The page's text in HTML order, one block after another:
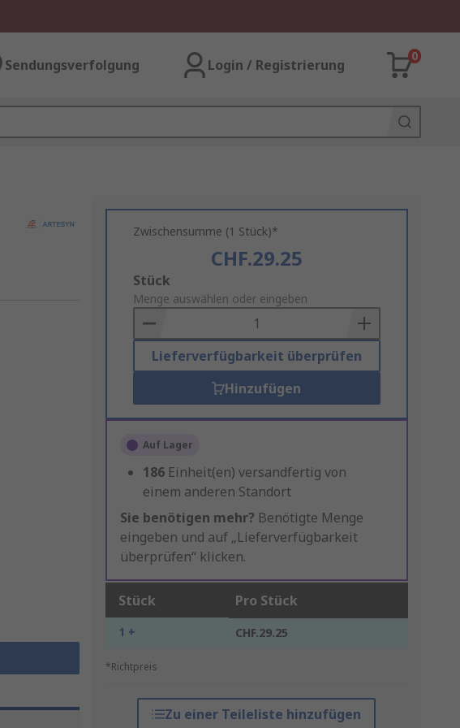
Sendungsverfolgung Login / Registrierung
0
Zwischensumme (1 Stück)*
CHF.29.25
Add
to
Basket
Stück
Menge auswählen oder eingeben
Lieferverfügbarkeit überprüfen
Hinzufügen
Auf Lager
186 Einheit(en) versandfertig von
einem anderen Standort
Sie benötigen mehr? Benötigte Menge
eingeben und auf „Lieferverfügbarkeit
überprüfen“ klicken.
Stück Pro Stück
1 + CHF.29.25
*Richtpreis
Zu einer Teileliste hinzufügen